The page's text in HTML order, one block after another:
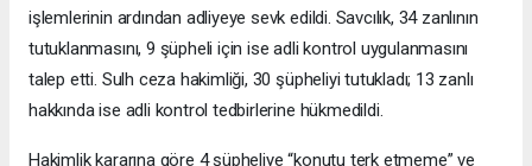
işlemlerinin ardından adliyeye sevk edildi. Savcılık, 34 zanlının
tutuklanmasını, 9 şüpheli için ise adli kontrol uygulanmasını
talep etti. Sulh ceza hakimliği, 30 şüpheliyi tutukladı; 13 zanlı
hakkında ise adli kontrol tedbirlerine hükmedildi.
Hakimlik kararına göre 4 şüpheliye “konutu terk etmeme” ve